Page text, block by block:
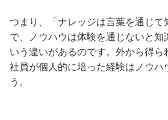
つまり、「ナレッジは言葉を通じて
で、ノウハウは体験を通じないと知
いう違いがあるのです。外から得ら
社員が個人的に培った経験はノウハ
う。